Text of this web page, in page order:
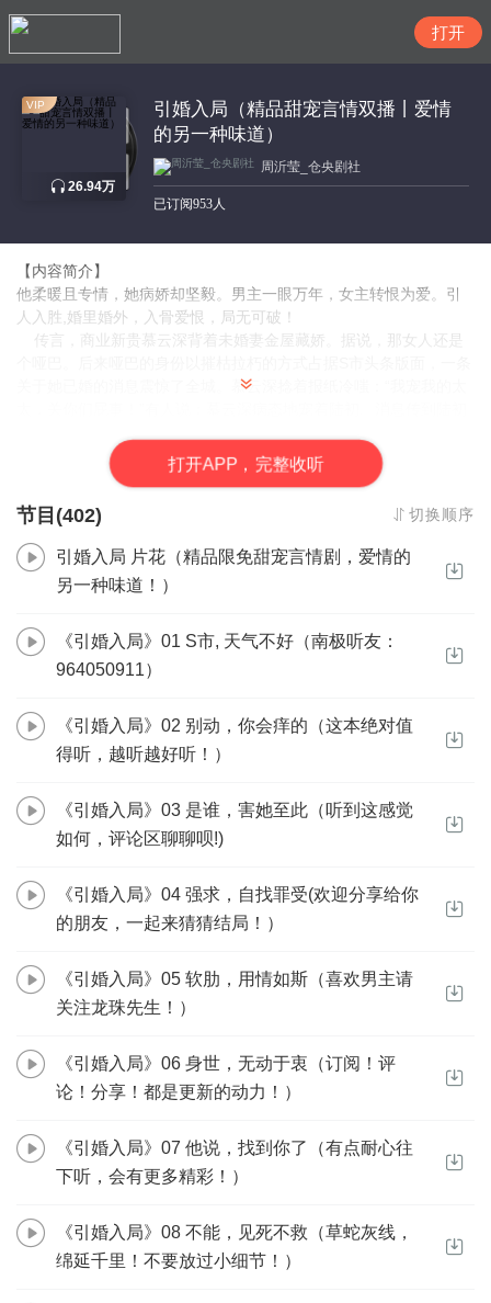
26.94万
VIP
引婚入局（精品甜宠言情双播丨爱情
的另一种味道）
周沂莹_仓央剧社
已订阅953人
【内容简介】
他柔暖且专情，她病娇却坚毅。男主一眼万年，女主转恨为爱。引
人入胜,婚里婚外，入骨爱恨，局无可破！
传言，商业新贵慕云深背着未婚妻金屋藏娇。据说，那女人还是
关于她已婚的消息震惊了全城。慕云深捻着报纸冷嗤：“我宠我的太
双臂之间，声线薄沉:“慕太太，世上罪种无数，刑法各不相当，请
问，你先生何时才能刑满释放？”
陆初少时爱过一个人，后来那人被慕云深毁了。经年相逢，她对
慕云深说：“慕云深，我不会爱你。”慕云深总以为陆初不爱他，却不
知，那个信誓旦旦说不爱的，却早已病入膏肓。
【作者/主播简介】
主播：周沂莹
1、本作品为付费有声书，前60集为免费试听，购买成功后，即可收
听，可下载重复收听。
2、版权归原作者所有，严禁翻录成任何形式，严禁在任何第三方平
3、如在充值／购买环节遇到问题，您可通过页面右上方按钮，将页
面分享至微信内使用微信支付完成购买。
4、在购买过程中，如果您有任何问题，可以按以下步骤咨询在线客
第一步：您可在喜马拉雅APP【账号-联系客服】中咨询在线客服；
第二步：如果您无法联系上APP内在线客服，可关注【喜马拉雅
服；
第三步：如果在线客服都未取得联系，也可拨打客服电话：400-
838-5616
打开APP，完整收听
节目(402) 切换顺序
引婚入局 片花（精品限免甜宠言情剧，爱情的
另一种味道！）
《引婚入局》01 S市, 天气不好（南极听友：
964050911）
《引婚入局》02 别动，你会痒的（这本绝对值
得听，越听越好听！）
《引婚入局》03 是谁，害她至此（听到这感觉
如何，评论区聊聊呗!)
《引婚入局》04 强求，自找罪受(欢迎分享给你
的朋友，一起来猜猜结局！）
《引婚入局》05 软肋，用情如斯（喜欢男主请
关注龙珠先生！）
《引婚入局》06 身世，无动于衷（订阅！评
论！分享！都是更新的动力！）
《引婚入局》07 他说，找到你了（有点耐心往
下听，会有更多精彩！）
《引婚入局》08 不能，见死不救（草蛇灰线，
绵延千里！不要放过小细节！）